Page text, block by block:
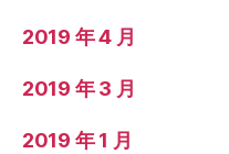
2019 年 4 月
2019 年 3 月
2019 年 1 月